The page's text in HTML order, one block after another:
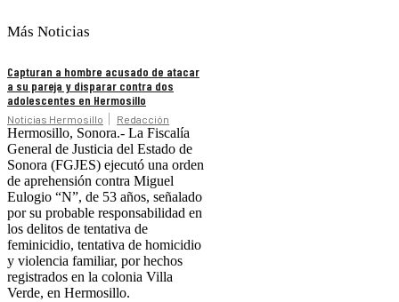
Más Noticias
Capturan a hombre acusado de atacar
a su pareja y disparar contra dos
adolescentes en Hermosillo
Noticias Hermosillo Redacción
Hermosillo, Sonora.- La Fiscalía
General de Justicia del Estado de
Sonora (FGJES) ejecutó una orden
de aprehensión contra Miguel
Eulogio “N”, de 53 años, señalado
por su probable responsabilidad en
los delitos de tentativa de
feminicidio, tentativa de homicidio
y violencia familiar, por hechos
registrados en la colonia Villa
Verde, en Hermosillo.